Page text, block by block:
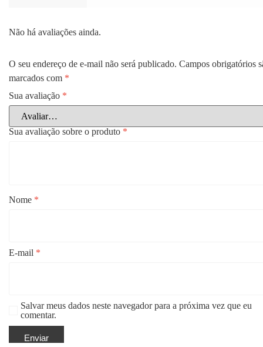
Não há avaliações ainda.
O seu endereço de e-mail não será publicado. Campos obrigatórios
marcados com *
Sua avaliação *
Sua avaliação sobre o produto *
Nome *
E-mail *
Salvar meus dados neste navegador para a próxima vez que eu
comentar.